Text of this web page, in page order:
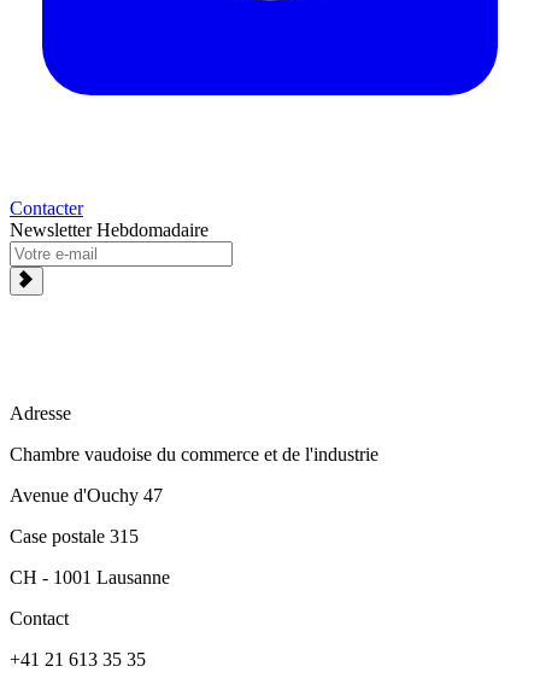
Contacter
Newsletter Hebdomadaire
Adresse
Chambre vaudoise du commerce et de l'industrie
Avenue d'Ouchy 47
Case postale 315
CH - 1001 Lausanne
Contact
+41 21 613 35 35